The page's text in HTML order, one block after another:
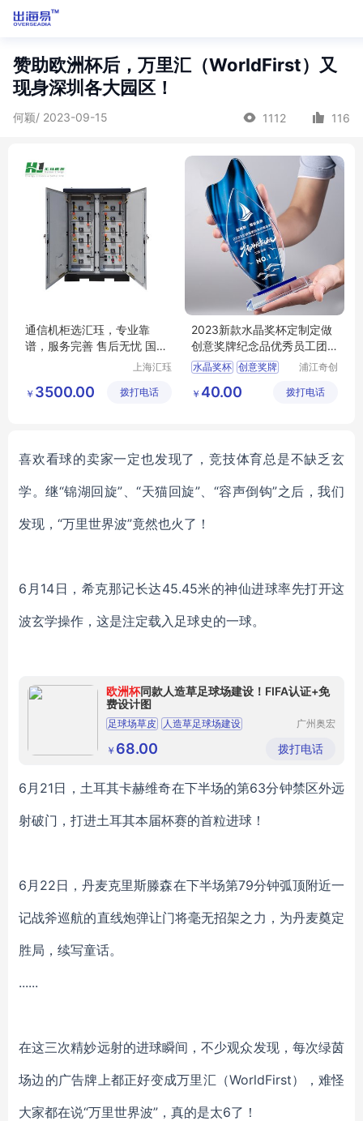
赞助欧洲杯后，万里汇（WorldFirst）又
现身深圳各大园区！
何颖/ 2023-09-15 1112 116
通信机柜选汇珏，专业靠
谱，服务完善 售后无忧 国际
上海汇珏
股份有限
￥ 3500.00 拨打电话
2023新款水晶奖杯定制定做
创意奖牌纪念品优秀员工团
队颁奖授权牌
水晶奖杯 创意奖牌
颁奖授权牌
2023新款
浦江奇创
限公司
￥ 40.00 拨打电话
喜欢看球的卖家一定也发现了，竞技体育总是不缺乏玄
学。继“锦湖回旋”、“天猫回旋”、“容声倒钩”之后，我们
发现，“万里世界波”竟然也火了！
6月14日，希克那记长达45.45米的神仙进球率先打开这
波玄学操作，这是注定载入足球史的一球。
欧洲杯同款人造草足球场建设！FIFA认证+免
费设计图
足球场草皮 人造草足球场建设
广州奥宏
有限公司
￥ 68.00 拨打电话
6月21日，土耳其卡赫维奇在下半场的第63分钟禁区外远
射破门，打进土耳其本届杯赛的首粒进球！
6月22日，丹麦克里斯滕森在下半场第79分钟弧顶附近一
记战斧巡航的直线炮弹让门将毫无招架之力，为丹麦奠定
胜局，续写童话。
......
在这三次精妙远射的进球瞬间，不少观众发现，每次绿茵
场边的广告牌上都正好变成万里汇（WorldFirst），难怪
大家都在说“万里世界波”，真的是太6了！